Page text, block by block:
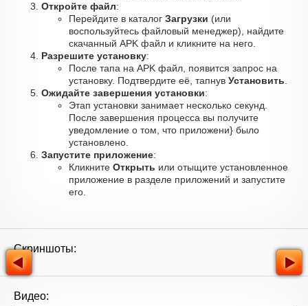
Откройте файл:
Перейдите в каталог Загрузки (или
воспользуйтесь файловый менеджер), найдите
скачанный APK файл и кликните на него.
Разрешите установку:
После тапа на APK файл, появится запрос на
установку. Подтвердите её, тапнув Установить
Ожидайте завершения установки:
Этап установки занимает несколько секунд.
После завершения процесса вы получите
уведомление о том, что приложени} было
установлено.
Запустите приложение:
Кликните Открыть или отыщите установленное
приложение в разделе приложений и запустите
его.
Скриншоты:
Видео: